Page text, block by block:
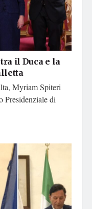
il Duca e la
Myriam Spiteri
Presidenziale di